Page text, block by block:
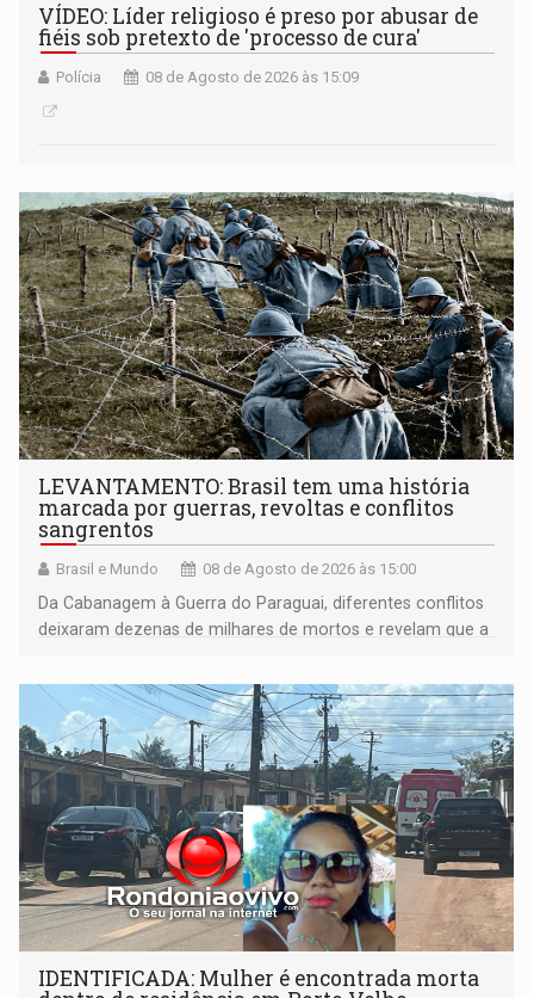
VÍDEO: Líder religioso é preso por abusar de
fiéis sob pretexto de 'processo de cura'
Polícia 08 de Agosto de 2026 às 15:09
LEVANTAMENTO: Brasil tem uma história
marcada por guerras, revoltas e conflitos
sangrentos
Brasil e Mundo 08 de Agosto de 2026 às 15:00
Da Cabanagem à Guerra do Paraguai, diferentes conflitos
deixaram dezenas de milhares de mortos e revelam que a
territoriais e sociais
IDENTIFICADA: Mulher é encontrada morta